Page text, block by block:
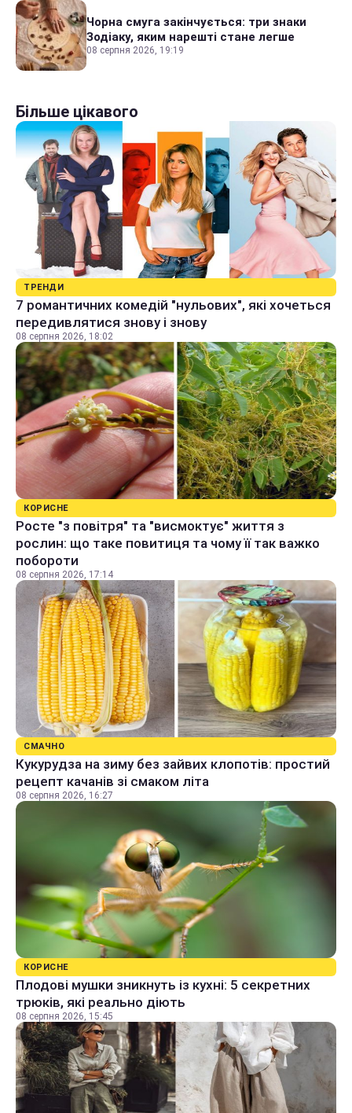
Чорна смуга закінчується: три знаки
Зодіаку, яким нарешті стане легше
08 серпня 2026, 19:19
Більше цікавого
ТРЕНДИ
7 романтичних комедій "нульових", які хочеться
передивлятися знову і знову
08 серпня 2026, 18:02
КОРИСНЕ
Росте "з повітря" та "висмоктує" життя з
рослин: що таке повитиця та чому її так важко
побороти
08 серпня 2026, 17:14
СМАЧНО
Кукурудза на зиму без зайвих клопотів: простий
рецепт качанів зі смаком літа
08 серпня 2026, 16:27
КОРИСНЕ
Плодові мушки зникнуть із кухні: 5 секретних
трюків, які реально діють
08 серпня 2026, 15:45